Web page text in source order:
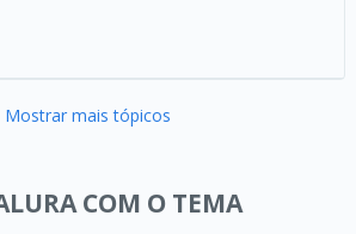
Mostrar mais tópicos
COM O TEMA